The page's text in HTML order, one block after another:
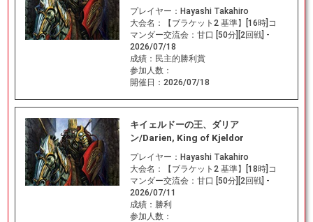
プレイヤー： Hayashi Takahiro
大会名：
【ブラケット2 基準】[16時]コ
マンダー交流会：甘口 [50分][2回戦] -
2026/07/18
成績： 民主的勝利賞
参加人数：
開催日： 2026/07/18
キイェルドーの王、ダリア
ン/Darien, King of Kjeldor
プレイヤー： Hayashi Takahiro
大会名：
【ブラケット2 基準】[18時]コ
マンダー交流会：甘口 [50分][2回戦] -
2026/07/11
成績： 勝利
参加人数：